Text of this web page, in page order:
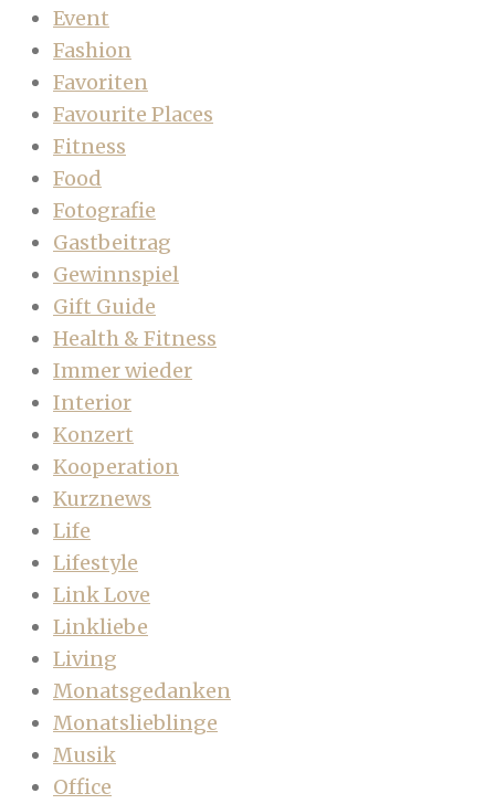
Event
Fashion
Favoriten
Favourite Places
Fitness
Food
Fotografie
Gastbeitrag
Gewinnspiel
Gift Guide
Health & Fitness
Immer wieder
Interior
Konzert
Kooperation
Kurznews
Life
Lifestyle
Link Love
Linkliebe
Living
Monatsgedanken
Monatslieblinge
Musik
Office